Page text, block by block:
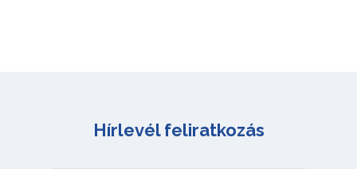
Hírlevél feliratkozás